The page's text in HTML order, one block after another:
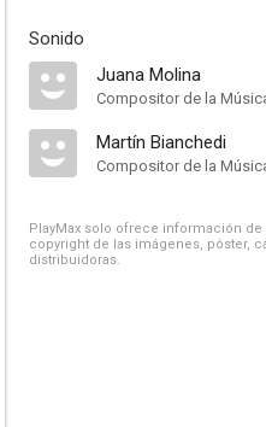
Sonido
Juana Molina
Compositor de la
Martín Bianchedi
Compositor de la
PlayMax solo ofrece información
copyright de las imágenes, póster,
distribuidoras.